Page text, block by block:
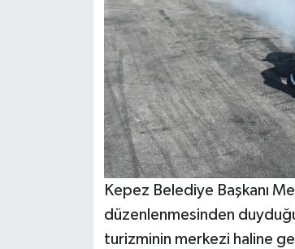
Kepez Belediye Başkanı
düzenlenmesinden
turizminin merkezi haline